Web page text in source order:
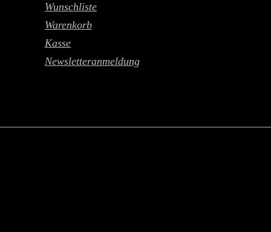
Wunschliste
Warenkorb
Kasse
Newsletteranmeldung